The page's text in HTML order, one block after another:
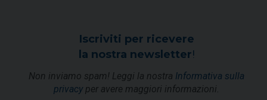
Iscriviti per ricevere
la nostra newsletter!
Non inviamo spam! Leggi la nostra Informativa sulla
privacy per avere maggiori informazioni.